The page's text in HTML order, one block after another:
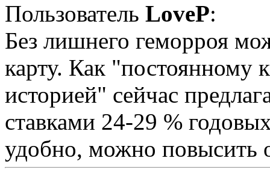
Пользователь LoveP:
Без лишнего геморроя
карту. Как "постоянному
историей" сейчас
ставками 24-29 %
удобно, можно